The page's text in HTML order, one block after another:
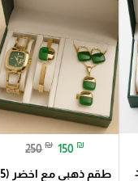
250 ₪ 150 ₪
طقم ذهبي مع اخضر (5